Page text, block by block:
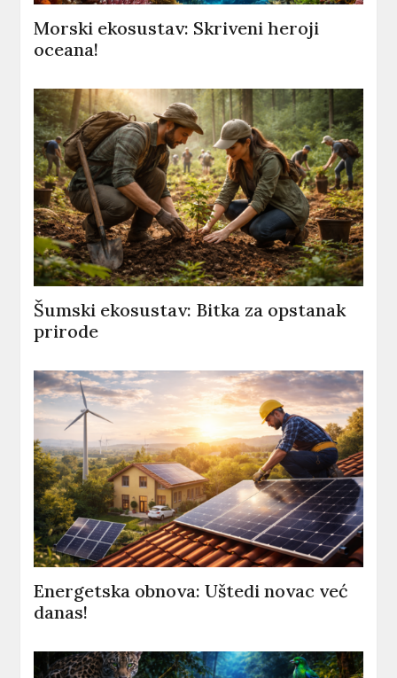
Morski ekosustav: Skriveni heroji
oceana!
Šumski ekosustav: Bitka za opstanak
prirode
Energetska obnova: Uštedi novac već
danas!